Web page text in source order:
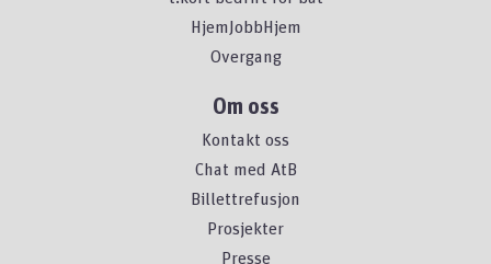
HjemJobbHjem
Overgang
Om oss
Kontakt oss
Chat med AtB
Billettrefusjon
Prosjekter
Presse